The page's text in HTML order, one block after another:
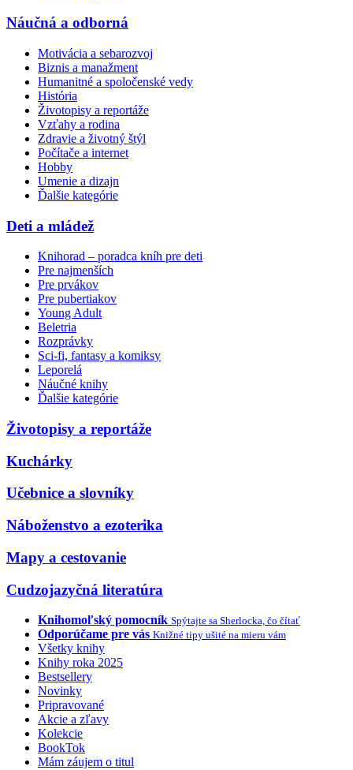
Náučná a odborná
Motivácia a sebarozvoj
Biznis a manažment
Humanitné a spoločenské vedy
História
Životopisy a reportáže
Vzťahy a rodina
Zdravie a životný štýl
Počítače a internet
Hobby
Umenie a dizajn
Ďalšie kategórie
Deti a mládež
Knihorad – poradca kníh pre deti
Pre najmenších
Pre prvákov
Pre pubertiakov
Young Adult
Beletria
Rozprávky
Sci-fi, fantasy a komiksy
Leporelá
Náučné knihy
Ďalšie kategórie
Životopisy a reportáže
Kuchárky
Učebnice a slovníky
Náboženstvo a ezoterika
Mapy a cestovanie
Cudzojazyčná literatúra
Knihomoľský pomocník Spýtajte sa Sherlocka, čo čítať
Odporúčame pre vás Knižné tipy ušité na mieru vám
Všetky knihy
Knihy roka 2025
Bestsellery
Novinky
Pripravované
Akcie a zľavy
Kolekcie
BookTok
Mám záujem o titul